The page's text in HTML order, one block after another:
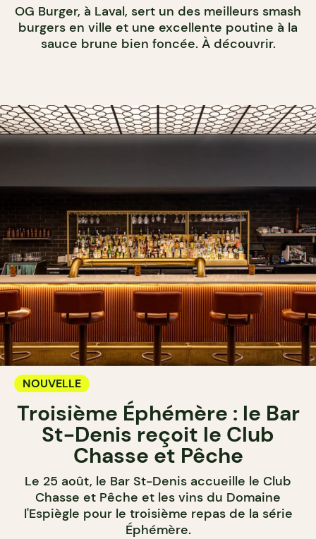
OG Burger, à Laval, sert un des meilleurs smash
burgers en ville et une excellente poutine à la
sauce brune bien foncée. À découvrir.
NOUVELLE
Troisième Éphémère : le Bar
St-Denis reçoit le Club
Chasse et Pêche
Le 25 août, le Bar St-Denis accueille le Club
Chasse et Pêche et les vins du Domaine
l'Espiègle pour le troisième repas de la série
Éphémère.